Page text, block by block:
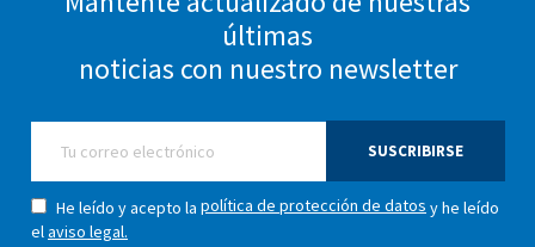
últimas
noticias con nuestro newsletter
SUSCRIBIRSE
He leído y acepto la política de protección de datos y he leído
el aviso legal.